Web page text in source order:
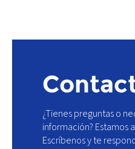
¿Tienes preguntas o
información? Estamos
Escríbenos y te